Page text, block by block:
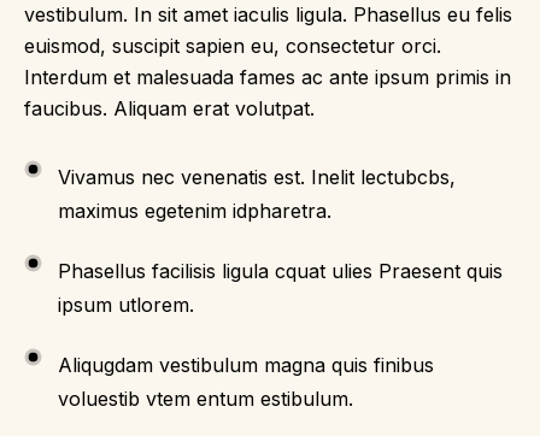
vestibulum. In sit amet iaculis ligula. Phasellus eu felis
euismod, suscipit sapien eu, consectetur orci.
Interdum et malesuada fames ac ante ipsum primis in
faucibus. Aliquam erat volutpat.
Vivamus nec venenatis est. Inelit lectubcbs,
maximus egetenim idpharetra.
Phasellus facilisis ligula cquat ulies Praesent quis
ipsum utlorem.
Aliqugdam vestibulum magna quis finibus
voluestib vtem entum estibulum.